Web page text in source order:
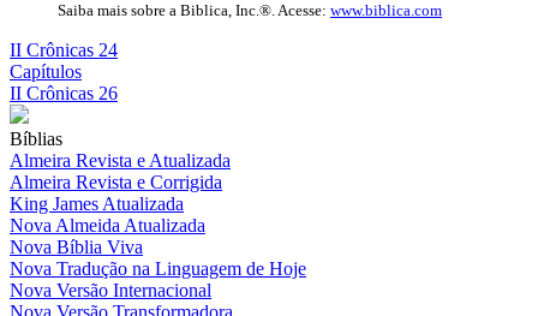
Saiba mais sobre a Biblica, Inc.®. Acesse: www.biblica.com
II Crônicas 24
Capítulos
II Crônicas 26
Bíblias
Almeira Revista e Atualizada
Almeira Revista e Corrigida
King James Atualizada
Nova Almeida Atualizada
Nova Bíblia Viva
Nova Tradução na Linguagem de Hoje
Nova Versão Internacional